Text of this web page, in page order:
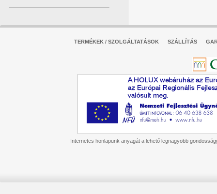
TERMÉKEK / SZOLGÁLTATÁSOK SZÁLLÍTÁS
Internetes honlapunk anyagát a lehető legnagyobb